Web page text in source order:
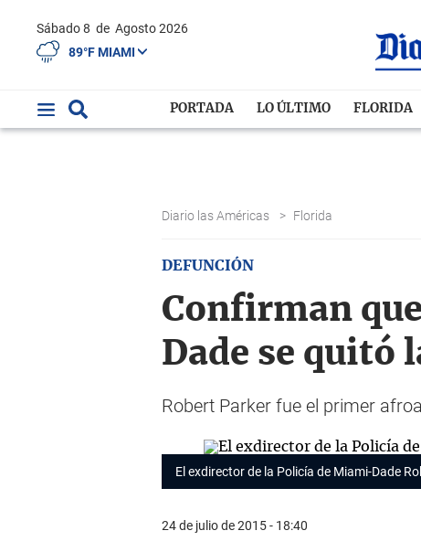
Sábado 8 de Agosto 2026
89°F MIAMI
PORTADA LO ÚLTIMO FLORIDA
Diario las Américas > Florida
DEFUNCIÓN
Confirman
Dade se quitó
Robert Parker fue el primer
El exdirector de la Policía de Miami-Dade
24 de julio de 2015 - 18:40